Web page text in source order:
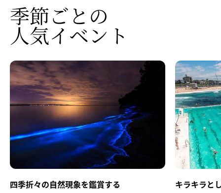
季節ごとの
人気イベント
四季折々の自然現象を鑑賞する
キラキラと